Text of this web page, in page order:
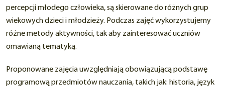
percepcji młodego człowieka, są skierowane do różnych grup
wiekowych dzieci i młodzieży. Podczas zajęć wykorzystujemy
różne metody aktywności, tak aby zainteresować uczniów
omawianą tematyką.
Proponowane zajęcia uwzględniają obowiązującą podstawę
programową przedmiotów nauczania, takich jak: historia, język